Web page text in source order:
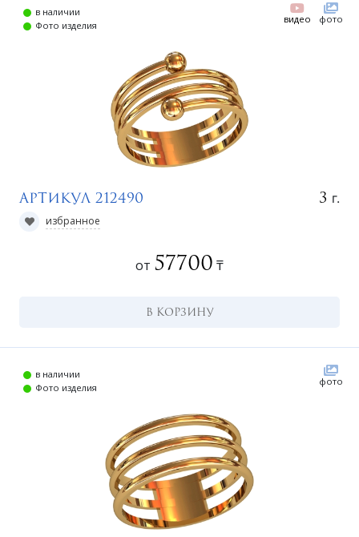
в наличии
Фото изделия
видео фото
Артикул 212490 3 г.
избранное
от 57700 ₸
В КОРЗИНУ
в наличии
Фото изделия
фото